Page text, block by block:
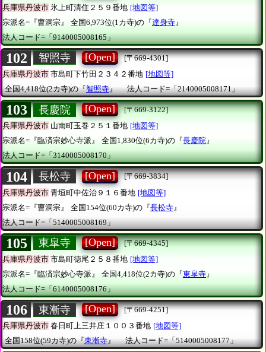
兵庫県丹波市 氷上町清住２５９番地 [地図等]
宗派名=『曹洞宗』
全国6,973位(1カ寺)の『達身寺 』
法人コード=「9140005008165」
102 智照寺 [Open]
[〒669-4301]
兵庫県丹波市 市島町下竹田２３４２番地 [地図等]
全国4,418位(2カ寺)の『智照寺』 法人コード=「2140005008171」
103 長慶院 [Open]
[〒669-3122]
兵庫県丹波市 山南町玉巻２５１番地 [地図等]
宗派名=『臨済宗妙心寺派』
全国1,830位(6カ寺)の『長慶院』
法人コード=「3140005008170」
104 長松寺 [Open]
[〒669-3834]
兵庫県丹波市 青垣町中佐治９１６番地 [地図等]
宗派名=『曹洞宗』
全国154位(60カ寺)の『長松寺 』
法人コード=「5140005008169」
105 東皐寺 [Open]
[〒669-4345]
兵庫県丹波市 市島町徳尾２５８番地 [地図等]
宗派名=『臨済宗妙心寺派』
全国4,418位(2カ寺)の『東皐寺 』
法人コード=「6140005008176」
106 東漸寺 [Open]
[〒669-4251]
兵庫県丹波市 春日町上三井庄１００３番地 [地図等]
全国158位(59カ寺)の『東漸寺』 法人コード=「5140005008177」